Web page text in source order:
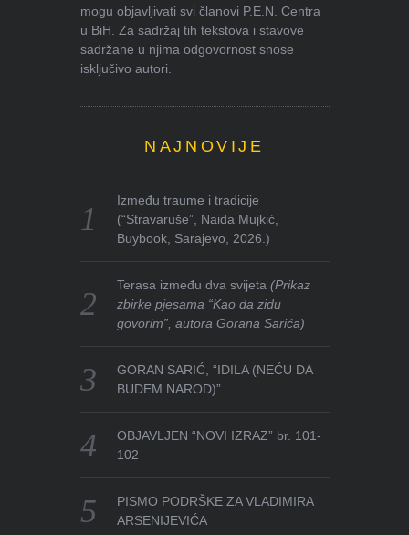
mogu objavljivati svi članovi P.E.N. Centra
u BiH. Za sadržaj tih tekstova i stavove
sadržane u njima odgovornost snose
isključivo autori.
NAJNOVIJE
Između traume i tradicije
(“Stravaruše”, Naida Mujkić,
Buybook, Sarajevo, 2026.)
Terasa između dva svijeta(Prikaz
zbirke pjesama “Kao da zidu
govorim”, autora Gorana Sarića)
GORAN SARIĆ, “IDILA (NEĆU DA
BUDEM NAROD)”
OBJAVLJEN “NOVI IZRAZ” br. 101-
102
PISMO PODRŠKE ZA VLADIMIRA
ARSENIJEVIĆA